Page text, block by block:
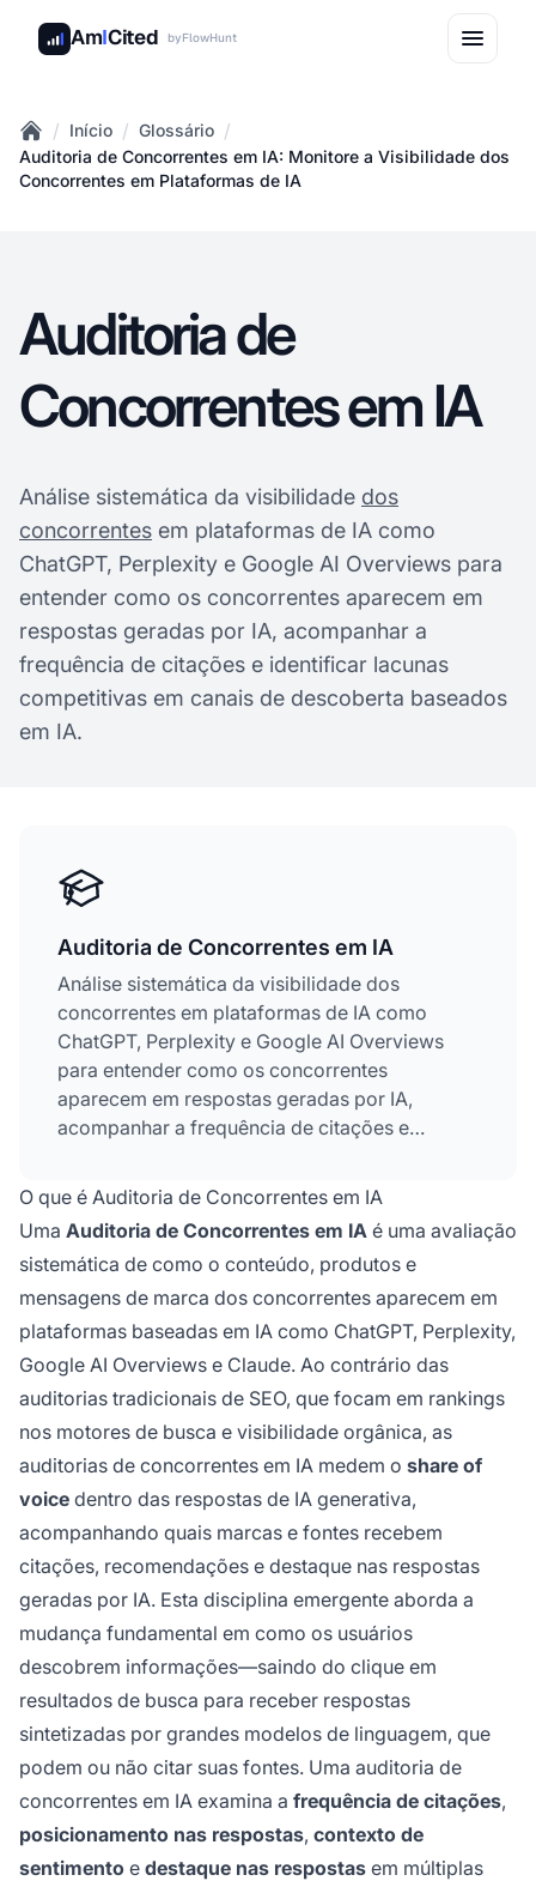
AmICited byFlowHunt
Home
/ Início / Glossário /
Auditoria de Concorrentes em IA: Monitore a Visibilidade dos
Concorrentes em Plataformas de IA
Auditoria de
Concorrentes em IA
Análise sistemática da visibilidade dos
concorrentes em plataformas de IA como
ChatGPT, Perplexity e Google AI Overviews para
entender como os concorrentes aparecem em
respostas geradas por IA, acompanhar a
frequência de citações e identificar lacunas
competitivas em canais de descoberta baseados
em IA.
Auditoria de Concorrentes em IA
Análise sistemática da visibilidade dos
concorrentes em plataformas de IA como
ChatGPT, Perplexity e Google AI Overviews
para entender como os concorrentes
aparecem em respostas geradas por IA,
acompanhar a frequência de citações e
descoberta baseados em IA.
O que é Auditoria de Concorrentes em IA
Uma Auditoria de Concorrentes em IA é uma avaliação
sistemática de como o conteúdo, produtos e
mensagens de marca dos concorrentes aparecem em
plataformas baseadas em IA como ChatGPT, Perplexity,
Google AI Overviews e Claude. Ao contrário das
auditorias tradicionais de SEO, que focam em rankings
nos motores de busca e visibilidade orgânica, as
auditorias de concorrentes em IA medem o share of
voice dentro das respostas de IA generativa,
acompanhando quais marcas e fontes recebem
citações, recomendações e destaque nas respostas
geradas por IA. Esta disciplina emergente aborda a
mudança fundamental em como os usuários
descobrem informações—saindo do clique em
resultados de busca para receber respostas
sintetizadas por grandes modelos de linguagem, que
podem ou não citar suas fontes. Uma auditoria de
concorrentes em IA examina a frequência de citações,
posicionamento nas respostas, contexto de
sentimento e destaque nas respostas em múltiplas